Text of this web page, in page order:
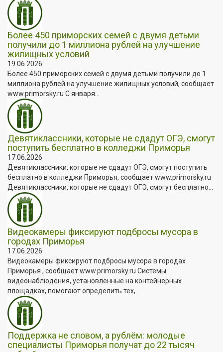
Более 450 приморских семей с двумя детьми
получили до 1 миллиона рублей на улучшение
жилищных условий
19.06.2026
Более 450 приморских семей с двумя детьми получили до 1
миллиона рублей на улучшение жилищных условий, сообщает
www.primorsky.ru С января...
Девятиклассники, которые не сдадут ОГЭ, смогут
поступить бесплатно в колледжи Приморья
17.06.2026
Девятиклассники, которые не сдадут ОГЭ, смогут поступить
бесплатно в колледжи Приморья, сообщает www.primorsky.ru
Девятиклассники, которые не сдадут ОГЭ, смогут бесплатно...
Видеокамеры фиксируют подбросы мусора в
городах Приморья
17.06.2026
Видеокамеры фиксируют подбросы мусора в городах
Приморья , сообщает www.primorsky.ru Системы
видеонаблюдения, установленные на контейнерных
площадках, помогают определить тех,...
Поддержка не словом, а рублём: молодые
специалисты Приморья получат до 22 тысяч